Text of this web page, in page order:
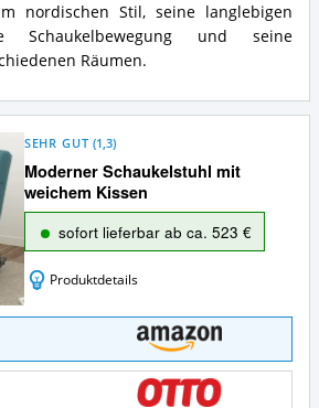
nordischen Stil, seine langlebigen
Schaukelbewegung und seine
Räumen.
Moderner Schaukelstuhl mit
weichem Kissen
SEHR GUT (1,3)
sofort lieferbar ab ca. 523 €
Produktdetails